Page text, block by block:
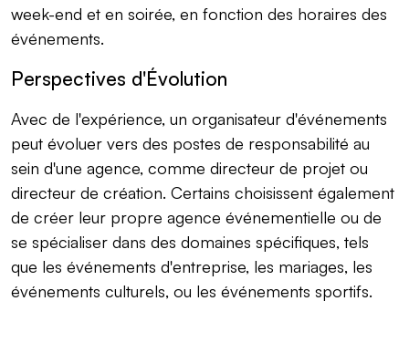
week-end et en soirée, en fonction des horaires des
événements.
Perspectives d'Évolution
Avec de l'expérience, un organisateur d'événements
peut évoluer vers des postes de responsabilité au
sein d'une agence, comme directeur de projet ou
directeur de création. Certains choisissent également
de créer leur propre agence événementielle ou de
se spécialiser dans des domaines spécifiques, tels
que les événements d'entreprise, les mariages, les
événements culturels, ou les événements sportifs.